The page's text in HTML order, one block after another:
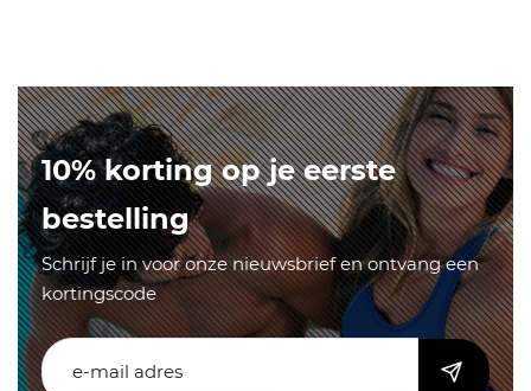
10% korting op je eerste
bestelling
Schrijf je in voor onze nieuwsbrief en ontvang een
kortingscode